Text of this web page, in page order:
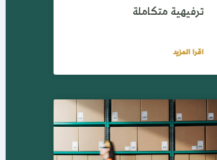
ترفيهية متكاملة
اقرا المزيد